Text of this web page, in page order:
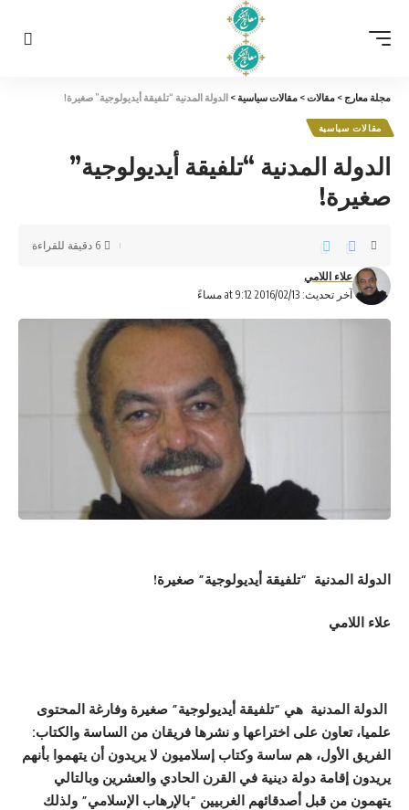
مجلة معارج> مقالات> مقالات سياسية> الدولة المدنية “تلفيقة أيديولوجية” صغيرة!
مقالات سياسية
الدولة المدنية “تلفيقة أيديولوجية”
صغيرة!
آخر تحديث: 2016/02/13 at 9:12 مساءً
علاء اللامي
6 دقيقة للقراءة
الدولة المدنية “تلفيقة أيديولوجية” صغيرة!
علاء اللامي
الدولة المدنية هي “تلفيقة أيديولوجية” صغيرة وفارغة المحتوى
علميا، تعاون على اختراعها و نشرها فريقان من الساسة والكتاب:
الفريق الأول، هم ساسة وكتاب إسلاميون لا يريدون أن يتهموا بأنهم
يريدون إقامة دولة دينية في القرن الحادي والعشرين وبالتالي
يتهمون من قبل أصدقائهم الغربيين “بالإرهاب الإسلامي” ولذلك